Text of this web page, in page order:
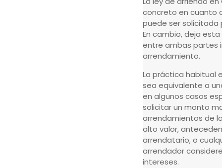
concreto en cuanto
puede ser solicitada
En cambio, deja
entre ambas partes
arrendamiento.
La práctica habitual
sea equivalente a
en algunos casos
solicitar un monto
arrendamientos de
alto valor,
arrendatario, o
arrendador
intereses.